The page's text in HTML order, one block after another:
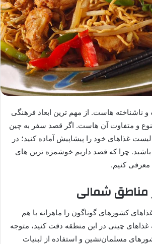
ناشناخته هاست. از مهم ترین ابعاد فرهنگی
و متفاوت آن هاست. اگر قصد سفر به چین
غذاهای خود را پیشاپیش آماده کنید؛ در
باشید. چرا که قصد داریم خوشمزه ترین های
کنیم.
مناطق شمالی
کشورهای گوناگون را ماهرانه با هم
غذاهای چینی در این منطقه دقت کنید، متوجه
مسلمان‌نشین و استفاده از لبنیات